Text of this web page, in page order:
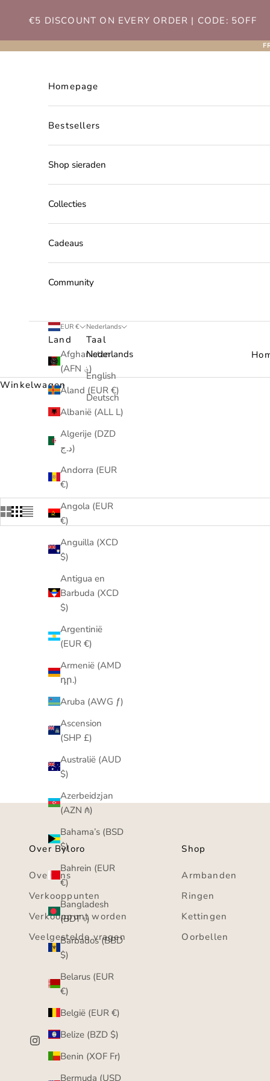
€5 DISCOUNT ON EVERY ORDER | CODE: 5OFF
Homepage
Bestsellers
Shop sieraden
Collecties
Cadeaus
Community
EUR €
Land
Afghanistan
(AFN ؋)
Åland (EUR €)
Albanië (ALL L)
Algerije (DZD
د.ج)
Andorra (EUR
€)
Angola (EUR
€)
Anguilla (XCD
$)
Antigua en
Barbuda (XCD
$)
Argentinië
(EUR €)
Armenië (AMD
դր.)
Aruba (AWG ƒ)
Ascension
(SHP £)
Australië (AUD
$)
Azerbeidzjan
(AZN ₼)
Bahama’s (BSD
$)
Bahrein (EUR
€)
Bangladesh
(BDT ৳)
Barbados (BBD
$)
Belarus (EUR
€)
België (EUR €)
Belize (BZD $)
Benin (XOF Fr)
Bermuda (USD
Nederlands
Taal
Nederlands
English
Deutsch
Winkelwagen
Byloro Giftcard
Aanbiedingsprijs
Van €20,00
Over Byloro
Over ons
Verkooppunten
Verkooppunt worden
Veelgestelde vragen
Shop
Armbanden
Ringen
Kettingen
Oorbellen